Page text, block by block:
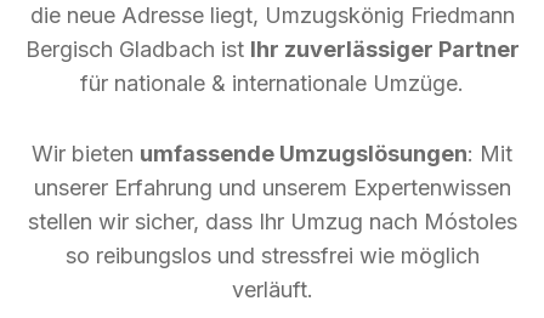
die neue Adresse liegt, Umzugskönig Friedmann
Bergisch Gladbach ist Ihr zuverlässiger Partner
für nationale & internationale Umzüge.
Wir bieten umfassende Umzugslösungen: Mit
unserer Erfahrung und unserem Expertenwissen
stellen wir sicher, dass Ihr Umzug nach Móstoles
so reibungslos und stressfrei wie möglich
verläuft.